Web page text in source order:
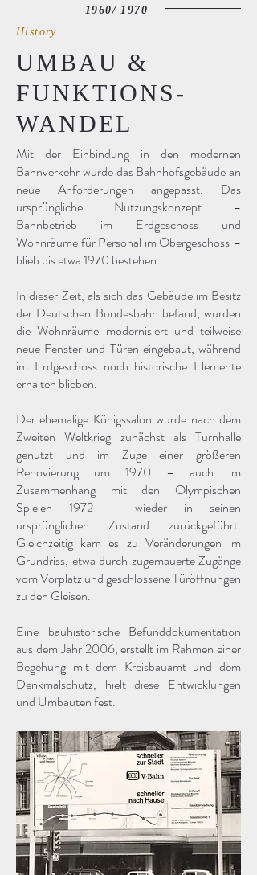
1960/ 1970
History
UMBAU &
FUNKTIONS-
WANDEL
Mit der Einbindung in den modernen
Bahnverkehr wurde das Bahnhofsgebäude an
neue Anforderungen angepasst. Das
ursprüngliche Nutzungskonzept –
Bahnbetrieb im Erdgeschoss und
Wohnräume für Personal im Obergeschoss –
blieb bis etwa 1970 bestehen.
In dieser Zeit, als sich das Gebäude im Besitz
der Deutschen Bundesbahn befand, wurden
die Wohnräume modernisiert und teilweise
neue Fenster und Türen eingebaut, während
im Erdgeschoss noch historische Elemente
erhalten blieben.
Der ehemalige Königssalon wurde nach dem
Zweiten Weltkrieg zunächst als Turnhalle
genutzt und im Zuge einer größeren
Renovierung um 1970 – auch im
Zusammenhang mit den Olympischen
Spielen 1972 – wieder in seinen
ursprünglichen Zustand zurückgeführt.
Gleichzeitig kam es zu Veränderungen im
Grundriss, etwa durch zugemauerte Zugänge
vom Vorplatz und geschlossene Türöffnungen
zu den Gleisen.
Eine bauhistorische Befunddokumentation
aus dem Jahr 2006, erstellt im Rahmen einer
Begehung mit dem Kreisbauamt und dem
Denkmalschutz, hielt diese Entwicklungen
und Umbauten fest.